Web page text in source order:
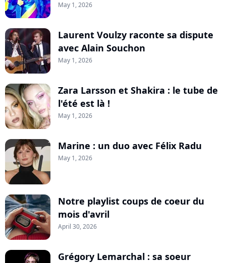
May 1, 2026
Laurent Voulzy raconte sa dispute
avec Alain Souchon
May 1, 2026
Zara Larsson et Shakira : le tube de
l'été est là !
May 1, 2026
Marine : un duo avec Félix Radu
May 1, 2026
Notre playlist coups de coeur du
mois d'avril
April 30, 2026
Grégory Lemarchal : sa soeur